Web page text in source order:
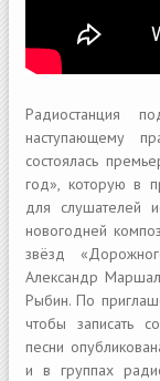
Радиостанция
наступающему
состоялась
год», которую в
для слушателей
новогодней
звёзд
Александр
Рыбин. По
чтобы записать
песни
и в группах